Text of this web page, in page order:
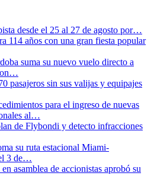
desde el 25 al 27 de agosto por…
114 años con una gran fiesta popular
suma su nuevo vuelo directo a
pasajeros sin sus valijas y equipajes
para el ingreso de nuevas
al…
de Flybondi y detecto infracciones
su ruta estacional Miami-
3 de…
asamblea de accionistas aprobó su